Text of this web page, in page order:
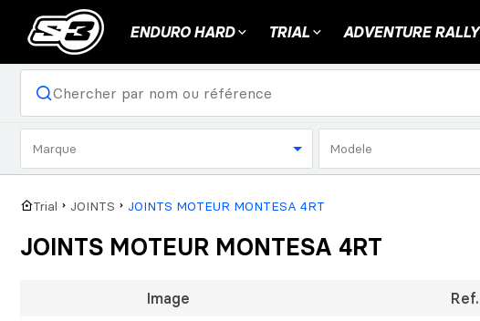
ENDURO HARD TRIAL ADVENTURE RALLY
Marque Modele
Trial JOINTS JOINTS MOTEUR MONTESA 4RT
JOINTS MOTEUR MONTESA 4RT
Image Ref.